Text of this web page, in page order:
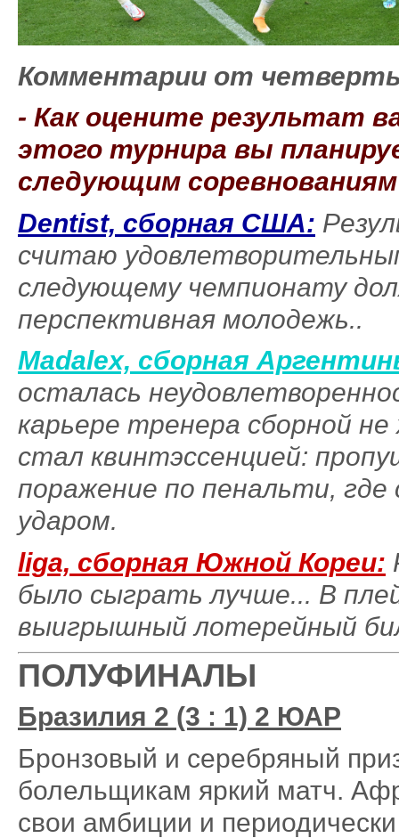
Комментарии от
- Как оцените результат
этого турнира вы
следующим
Dentist, сборная США:
считаю
следующему чемпионату
перспективная молодежь..
Madalex, сборная
осталась
карьере тренера сборной
стал квинтэссенцией:
поражение по пенальти, где
ударом.
liga, сборная Южной Кореи:
было сыграть лучше... В
выигрышный лотерейный
ПОЛУФИНАЛЫ
Бразилия 2 (3 : 1) 2 ЮАР
Бронзовый и серебряный
болельщикам яркий матч.
свои амбиции и